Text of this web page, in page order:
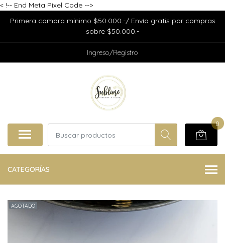
< !-- End Meta Pixel Code -->
Primera compra mínimo $50.000.-/ Envío gratis por compras
sobre $50.000.-
Ingreso/Registro
0
CATEGORÍAS
AGOTADO